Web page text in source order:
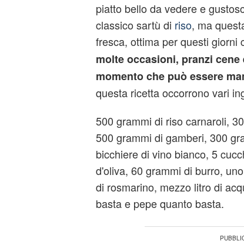
piatto bello da vedere e
classico sartù di riso, ma
fresca, ottima per questi giorni
molte occasioni, pranzi cene
momento che può essere
questa ricetta occorrono vari
500 grammi di riso carnaroli,
500 grammi di gamberi, 300
bicchiere di vino bianco, 5
d'oliva, 60 grammi di burro,
di rosmarino, mezzo litro di
basta e pepe quanto basta.